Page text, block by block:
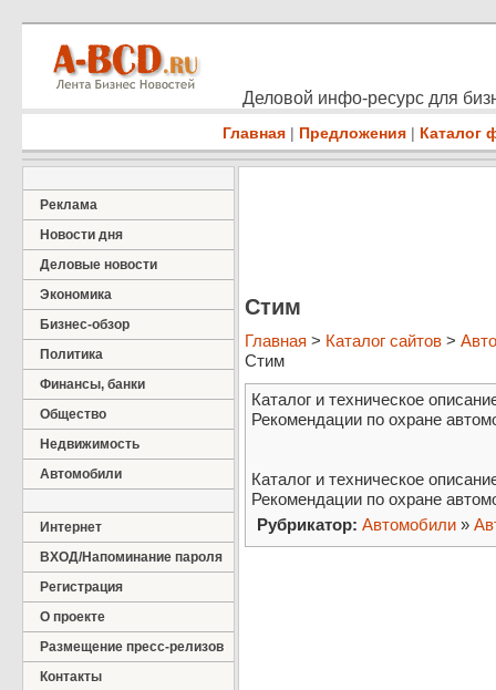
Деловой инфо-ресурс для
Главная | Предложения | Каталог
Реклама
Новости дня
Деловые новости
Экономика
Бизнес-обзор
Политика
Финансы, банки
Общество
Недвижимость
Автомобили
Интернет
ВХОД/Напоминание пароля
Регистрация
О проекте
Размещение пресс-релизов
Контакты
Стим
Главная > Каталог сайтов >
Стим
Каталог и техническое
Рекомендации по охране
Каталог и техническое
Рекомендации по охране
Рубрикатор: Автомобили »